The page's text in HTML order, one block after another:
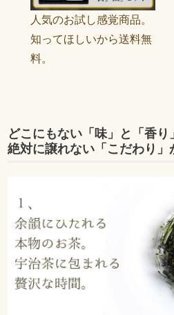
人気のお試し感覚商品。
知ってほしいから送料無
料。
どこにもない「味」と「香り
絶対に譲れない「こだわり」